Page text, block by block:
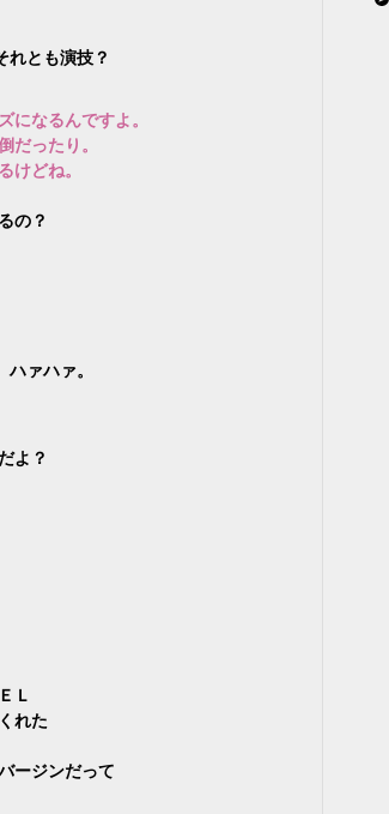
れとも演技？
になるんですよ。
だったり。
けどね。
の？
ァハァ。
よ？
Ｌ
れた
ージンだって